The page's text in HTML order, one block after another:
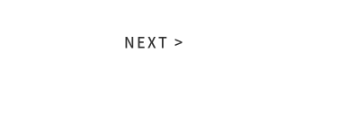
NEXT >